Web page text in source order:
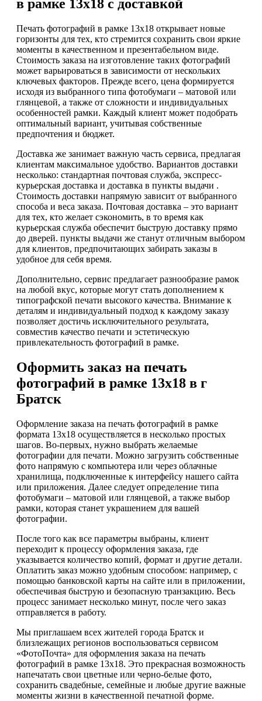
в рамке 13х18 с доставкой
Печать фотографий в рамке 13х18 открывает новые
горизонты для тех, кто стремится сохранить свои яркие
моменты в качественном и презентабельном виде.
Стоимость заказа на изготовление таких фотографий
может варьироваться в зависимости от нескольких
ключевых факторов. Прежде всего, цена формируется
исходя из выбранного типа фотобумаги – матовой или
глянцевой, а также от сложности и индивидуальных
особенностей рамки. Каждый клиент может подобрать
оптимальный вариант, учитывая собственные
предпочтения и бюджет.
Доставка же занимает важную часть сервиса, предлагая
клиентам максимальное удобство. Вариантов доставки
несколько: стандартная почтовая служба, экспресс-
курьерская доставка и доставка в пункты выдачи .
Стоимость доставки напрямую зависит от выбранного
способа и веса заказа. Почтовая доставка – это вариант
для тех, кто желает сэкономить, в то время как
курьерская служба обеспечит быструю доставку прямо
до дверей. пункты выдачи же станут отличным выбором
для клиентов, предпочитающих забирать заказы в
удобное для себя время.
Дополнительно, сервис предлагает разнообразие рамок
на любой вкус, которые могут стать дополнением к
типографской печати высокого качества. Внимание к
деталям и индивидуальный подход к каждому заказу
позволяет достичь исключительного результата,
совместив качество печати и эстетическую
привлекательность фотографий в рамке.
Оформить заказ на печать
фотографий в рамке 13х18 в г
Братск
Оформление заказа на печать фотографий в рамке
формата 13х18 осуществляется в несколько простых
шагов. Во-первых, нужно выбрать желаемые
фотографии для печати. Можно загрузить собственные
фото напрямую с компьютера или через облачные
хранилища, подключенные к интерфейсу нашего сайта
или приложения. Далее следует определение типа
фотобумаги – матовой или глянцевой, а также выбор
рамки, которая станет украшением для вашей
фотографии.
После того как все параметры выбраны, клиент
переходит к процессу оформления заказа, где
указывается количество копий, формат и другие детали.
Оплатить заказ можно удобным способом: например, с
помощью банковской карты на сайте или в приложении,
обеспечивая быструю и безопасную транзакцию. Весь
процесс занимает несколько минут, после чего заказ
отправляется в работу.
Мы приглашаем всех жителей города Братск и
близлежащих регионов воспользоваться сервисом
«ФотоПочта» для оформления заказа на печать
фотографий в рамке 13х18. Это прекрасная возможность
напечатать свои цветные или черно-белые фото,
сохранить свадебные, семейные и любые другие важные
моменты жизни в качественной печатной форме.